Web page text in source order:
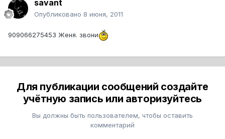
savant
Опубликовано 8 июня, 2011
909066275453 Женя. звони
Для публикации сообщений создайте
учётную запись или авторизуйтесь
Вы должны быть пользователем, чтобы оставить
комментарий